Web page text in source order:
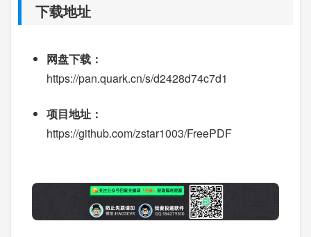
下载地址
网盘下载：
https://pan.quark.cn/s/d2428d74c7d1
项目地址：
https://github.com/zstar1003/FreePDF